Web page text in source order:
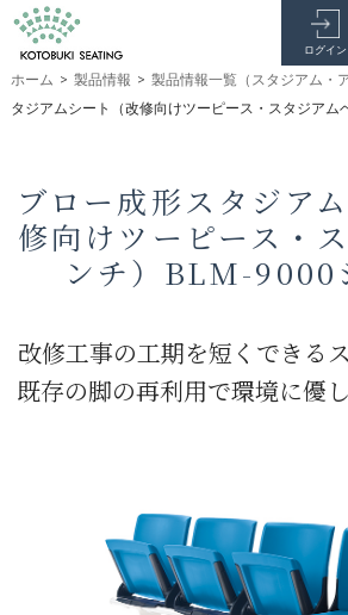
ログイン
ホーム > 製品情報 > 製品情報一覧（スタジアム・
タジアムシート（改修向けツーピース・スタジアム
ブロー成形スタジア
修向けツーピース・
ンチ）BLM-9000
改修工事の工期を短くできる
既存の脚の再利用で環境に優